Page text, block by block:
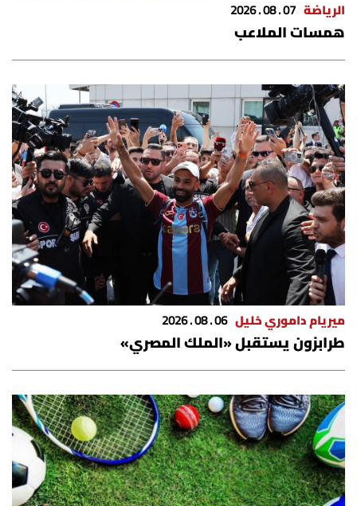
الرياضة 07 . 08 . 2026
همسات الملاعب
ميريام داموري خليل 06 . 08 . 2026
طرابزون يستقبل «الملك المصري»